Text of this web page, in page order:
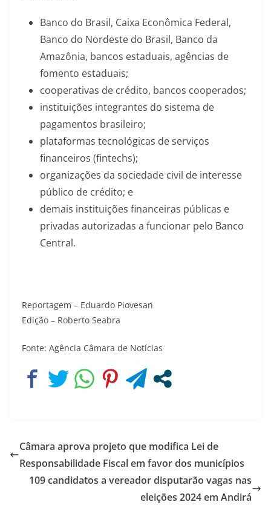
Banco do Brasil, Caixa Econômica Federal,
Banco do Nordeste do Brasil, Banco da
Amazônia, bancos estaduais, agências de
fomento estaduais;
cooperativas de crédito, bancos cooperados;
instituições integrantes do sistema de
pagamentos brasileiro;
plataformas tecnológicas de serviços
financeiros (fintechs);
organizações da sociedade civil de interesse
público de crédito; e
demais instituições financeiras públicas e
privadas autorizadas a funcionar pelo Banco
Central.
Reportagem – Eduardo Piovesan
Edição – Roberto Seabra
Fonte: Agência Câmara de Notícias
Câmara aprova projeto que modifica Lei de
Responsabilidade Fiscal em favor dos municípios
109 candidatos a vereador disputarão vagas nas
eleições 2024 em Andirá